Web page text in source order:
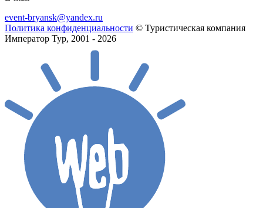
event-bryansk@yandex.ru
Политика конфиденциальности © Туристическая компания
Император Тур, 2001 - 2026